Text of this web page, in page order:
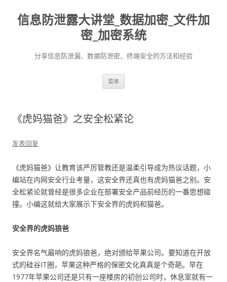
信息防泄露大讲堂_数据加密_文件加
密_加密系统
分享信息防泄漏、数据防泄密、终端安全的方法和经验
菜单
《虎妈猫爸》之安全松紧论
发表回复
《虎妈猫爸》让教育该严厉管教还是温柔引导成为热议话题，小
编站在内网安全行业考量，这安全界还真也有虎妈猫爸之别。安
全松紧论就曾经是很多企业在部署安全产品前经历的一番思想碰
撞。小编这就给大家展示下安全界的虎妈和猫爸。
安全界的虎妈狼爸
安全界名气最响的虎妈狼爸，绝对颁给苹果公司。要知道在开放
式的硅谷IT圈，苹果这种严格的保密文化真真是个奇葩。早在
1977年苹果公司还是只有一座楼房的初创公司时，休息室就有一